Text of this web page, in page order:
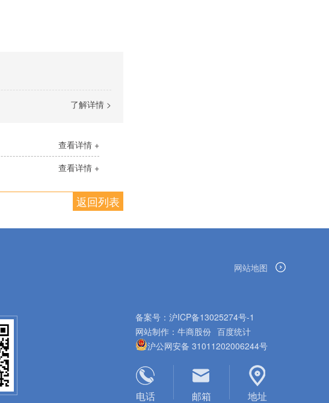
了解详情 >
查看详情 +
查看详情 +
返回列表
网站地图
备案号： 沪ICP备13025274号-1
网站制作： 牛商股份 百度统计
沪公网安备 31011202006244号
电话 邮箱 地址